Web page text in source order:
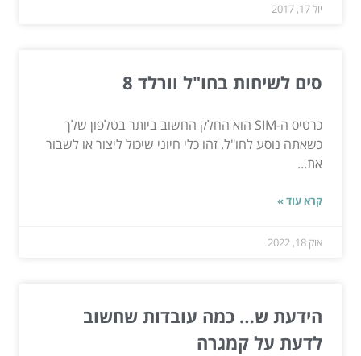
יול 17, 2017
סים לשיחות בחו"ל וורלד 8
כרטיס ה-SIM הוא החלק החשוב ביותר בטלפון שלך
כשאתה נוסע לחו"ל. זהו כלי חיוני שיכול ליצור או לשבור
את...
קרא עוד »
אוק 18, 2022
הידעת ש… כמה עובדות שחשוב
לדעת על קמגרה